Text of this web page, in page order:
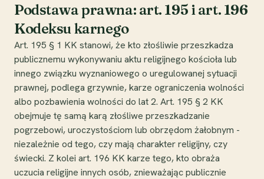
Podstawa prawna: art. 195 i art. 196
Kodeksu karnego
Art. 195 § 1 KK stanowi, że kto złośliwie przeszkadza
publicznemu wykonywaniu aktu religijnego kościoła lub
innego związku wyznaniowego o uregulowanej sytuacji
prawnej, podlega grzywnie, karze ograniczenia wolności
albo pozbawienia wolności do lat 2. Art. 195 § 2 KK
obejmuje tę samą karą złośliwe przeszkadzanie
pogrzebowi, uroczystościom lub obrzędom żałobnym -
niezależnie od tego, czy mają charakter religijny, czy
świecki. Z kolei art. 196 KK karze tego, kto obraża
uczucia religijne innych osób, znieważając publicznie